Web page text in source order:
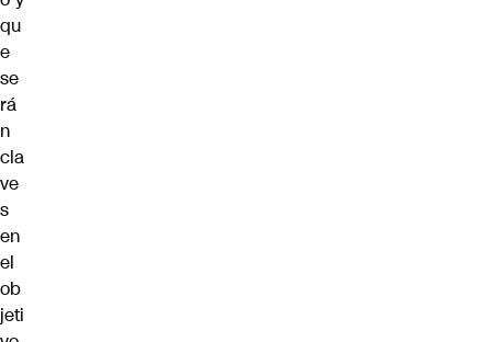
qu
e
se
rá
n
cla
ve
s
en
el
ob
jeti